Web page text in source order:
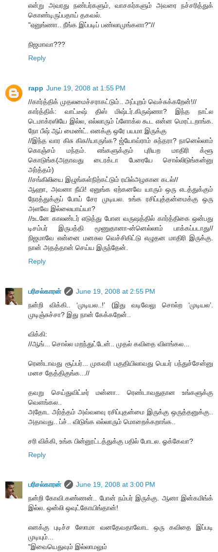
என்று அவரது நண்பர்களும், வாசகர்களும் அவரை நச்சரித்துக்
கொண்டிருப்பதாய் தகவல்.
"ஏனுங்ணா.. நீங்க இப்படிப் பண்லாமுங்களா?"//
நிஜமாவா???
Reply
rapp June 19, 2008 at 1:55 PM
//கார்த்திக் முதலமைச்சராகட்டும்.. அப்புறம் வெச்சுக்கறேன்!//
கார்த்திக்: வாட்டீஷ் திஸ் மிஷ்டர்.கிருஷ்ணா? இந்த நாட்ல
டெமாக்ரஸியே இல்ல, எல்லாரும் ப்ளோக்ல கூட என்ன மெரட்டறாங்க.
நோ பீஷ் ஆப் மைண்ட். எனக்கு ஒரே பயமா இருக்கு
//இந்த வார கிசு கிசு//யாருங்க? ஜ்யோவ்ராம் சுந்தரா? நானெல்லாம்
கொஞ்சம் மந்தம். எங்களுக்கும் புரியற மாதிரி க்ளூ
கொடுங்க(அதாவது டைரக்டா பேரையே சொல்லிடுங்கன்னு
அர்த்தம்)
//சங்கிலியை இழுங்கள்நிற்கட்டும் ரயில்அழகான கடல்//
ஆஹா, அவனா நீயி! ஏனுங்க ஏற்கனவே யாரும் ஒரு எடத்துக்கும்
நேரத்துக்குப் போய் சேர முடியல. உங்க ரசிப்புத்தன்மைக்கு ஒரு
அளவே இல்லையாய்யா?
//உடனே காலண்டர் எடுத்து போன வருஷத்தில் கார்த்திகை ஒன்பது
டிசம்பர் இருபத்தி மூணுதானா-ன்னெல்லாம் பாக்கப்படாது//
நிஜமாவே என்னை மனசுல வெச்சிகிட்டு எழுதன மாதிரி இருக்கு.
நான் அதத்தான் செய்ய இருந்தேன்.
Reply
பரிசல்காரன்
June 19, 2008 at 2:55 PM
நன்றி விக்கி.. ‘முடியல..!’ (இது வடிவேலு சொல்ற ‘முடியல’.
முடிஞ்சுச்சா? இது நான் கேக்கறேன்..
விக்கி:
//ஆங்... சொல்ல மறந்துட்டேன்.. முதல் கவிதை விளங்கல...
ரெண்டாவது சூப்பர்... முகவரி பகுதியிலாவது பெயர் பந்துச்சேன்னு
மனச தேத்திகுங்க...//
தவறு செய்துவிட்டீர் மன்னா.. ரெண்டாவதுதான உங்களுக்கு
வெளங்கல..
அதோட அர்த்தம் அவ்வளவு ரசிப்புதன்மை இருக்கு ஒருத்தனுக்கு..
அதாவது.. ப்ச்.. விடுங்க எல்லாரும் மொறைக்கறாங்க..
சரி விக்கி, உங்க பின்னூட்டத்துக்கு பதில் போடல. ஓக்கேவா?
Reply
பரிசல்காரன்
June 19, 2008 at 3:00 PM
நன்றி கோவி.கண்ணன்.. போன் நம்பர் இருக்கு. ஆனா இன்கமிங்க்
இல்ல. ஒன்லி ஒவுட்கோயிங்தான்!
எனக்கு புடிச்ச ஸோமா வனதேவதாவோட ஒரு கவிதை இப்படி
முடியும்...
"இவையெதுவும் இல்லாமலும்